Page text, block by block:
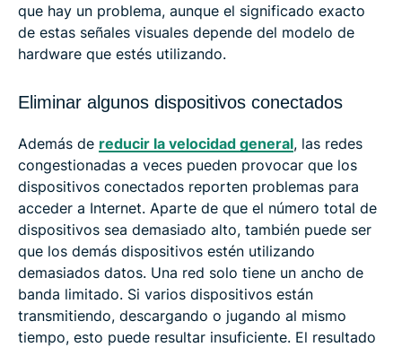
que hay un problema, aunque el significado exacto
de estas señales visuales depende del modelo de
hardware que estés utilizando.
Eliminar algunos dispositivos conectados
Además de reducir la velocidad general, las redes
congestionadas a veces pueden provocar que los
dispositivos conectados reporten problemas para
acceder a Internet. Aparte de que el número total de
dispositivos sea demasiado alto, también puede ser
que los demás dispositivos estén utilizando
demasiados datos. Una red solo tiene un ancho de
banda limitado. Si varios dispositivos están
transmitiendo, descargando o jugando al mismo
tiempo, esto puede resultar insuficiente. El resultado